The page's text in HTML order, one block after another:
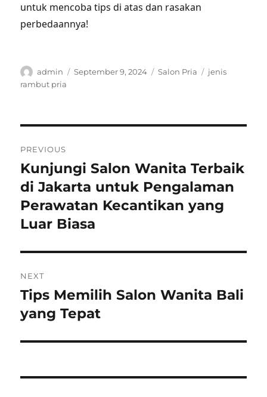
untuk mencoba tips di atas dan rasakan
perbedaannya!
Author
admin
Posted
September 9, 2024 Categories
Salon Pria Tags
jenis
rambut pria
navigation
PREVIOUS
Previous
post:
Kunjungi Salon Wanita Terbaik
di Jakarta untuk Pengalaman
Perawatan Kecantikan yang
Luar Biasa
NEXT
Next
post:
Tips Memilih Salon Wanita Bali
yang Tepat